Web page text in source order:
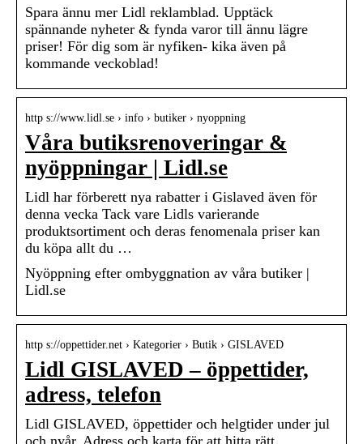
Spara ännu mer Lidl reklamblad. Upptäck
spännande nyheter & fynda varor till ännu lägre
priser! För dig som är nyfiken- kika även på
kommande veckoblad!
http s://www.lidl.se › info › butiker › nyoppning
Våra butiksrenoveringar &
nyöppningar | Lidl.se
Lidl har förberett nya rabatter i Gislaved även för
denna vecka Tack vare Lidls varierande
produktsortiment och deras fenomenala priser kan
du köpa allt du …
Nyöppning efter ombyggnation av våra butiker |
Lidl.se
http s://oppettider.net › Kategorier › Butik › GISLAVED
Lidl GISLAVED – öppettider,
adress, telefon
Lidl GISLAVED, öppettider och helgtider under jul